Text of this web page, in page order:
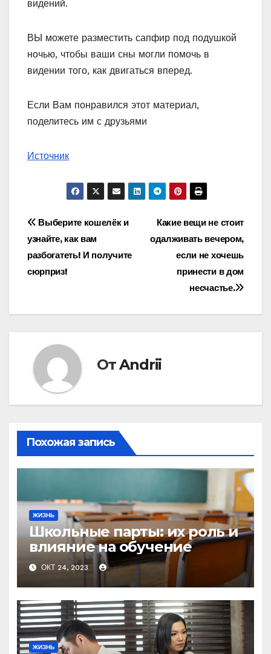
видений.
ВЫ можете разместить сапфир под подушкой
ночью, чтобы ваши сны могли помочь в
видении того, как двигаться вперед.
Если Вам понравился этот материал,
поделитесь им с друзьями
Источник
Навигация
по
записям
Какие вещи не стоит
одалживать вечером,
если не хочешь
принести в дом
несчастье.
Выберите кошелёк и
узнайте, как вам
разбогатеть! И получите
сюрприз!
ОтAndrii
Похожая запись
ЖИЗНЬ
Школьные парты: их роль и
влияние на обучение
ОКТ 24, 2023
ЖИЗНЬ